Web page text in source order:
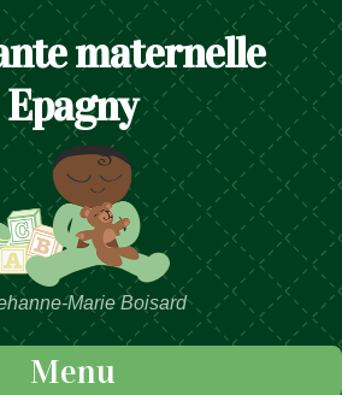
maternelle
Epagny
Marie Boisard
Menu